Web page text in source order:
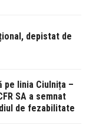
depistat de
linia Ciulnița –
SA a semnat
de fezabilitate